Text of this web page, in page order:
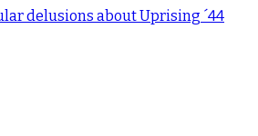
delusions about Uprising ´44